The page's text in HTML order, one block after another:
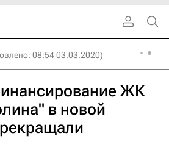
08:54 03.03.2020)
ЖК
в новой